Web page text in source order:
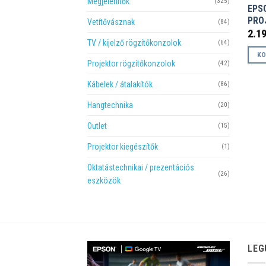
Vetítővásznak (84)
TV / kijelző rögzítőkonzolok (64)
Projektor rögzítőkonzolok (42)
Kábelek / átalakítók (86)
Hangtechnika (20)
Outlet (15)
Projektor kiegészítők (1)
Oktatástechnikai / prezentációs
eszközök
(26)